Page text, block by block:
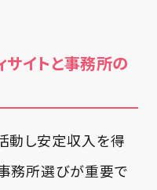
サイトと事務所の
動し安定収入を得
務所選びが重要で